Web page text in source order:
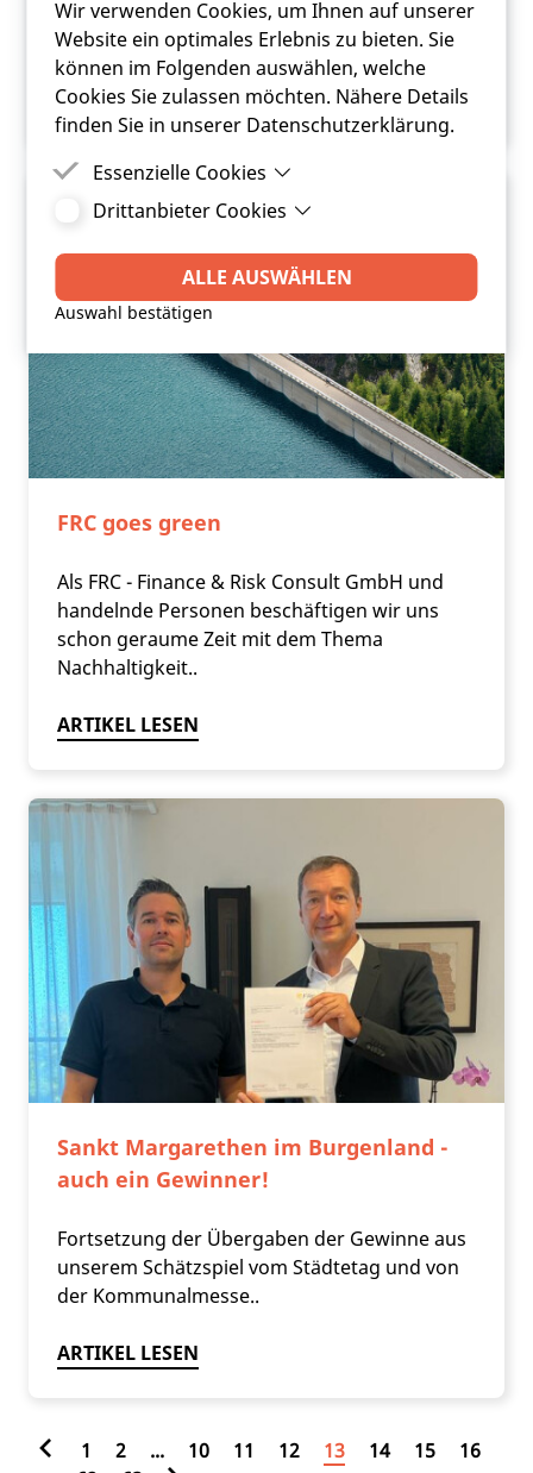
Wir verwenden Cookies, um Ihnen auf unserer
Website ein optimales Erlebnis zu bieten. Sie
können im Folgenden auswählen, welche
Cookies Sie zulassen möchten. Nähere Details
finden Sie in unserer Datenschutzerklärung.
Essenzielle Cookies
Essenzielle Cookies sind Cookies, welche für die
benötigt werden.
Drittanbieter Cookies
Drittanbieter Cookies sind Cookies, die
Drittanbieter-Software setzt, um Funktionen wie
Google Maps zu ermöglichen.
ALLE AUSWÄHLEN
Auswahl bestätigen
On Air“ ist online. Wir sind zu Gast beim OÖ
Gemeindebund.
ARTIKEL LESEN
FRC goes green
Als FRC - Finance & Risk Consult GmbH und
handelnde Personen beschäftigen wir uns
schon geraume Zeit mit dem Thema
Nachhaltigkeit..
ARTIKEL LESEN
Sankt Margarethen im Burgenland -
auch ein Gewinner!
Fortsetzung der Übergaben der Gewinne aus
unserem Schätzspiel vom Städtetag und von
der Kommunalmesse..
ARTIKEL LESEN
1 2 ... 10 11 12 13 14 15
16